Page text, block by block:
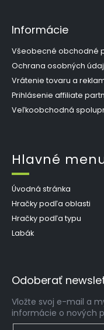
Informácie
Všeobecné obchodné
Ochrana osobných
Vrátenie tovaru a
Prihlásenie affiliate
Veľkoobchodná
Hlavné
Úvodná stránka
Hračky podľa oblasti
Hračky podľa typu
Labák
Odoberať
Vložte svoj e-mail a
informácie o nových